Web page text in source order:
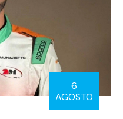
6
AGOSTO